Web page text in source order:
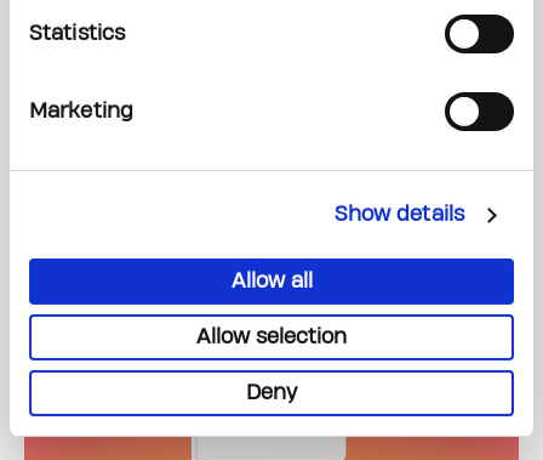
Statistics
Marketing
Show details
Allow all
Allow selection
Deny
通过更具同理⼼的护理模式，提升病⼈的就医体验，让患者、康复